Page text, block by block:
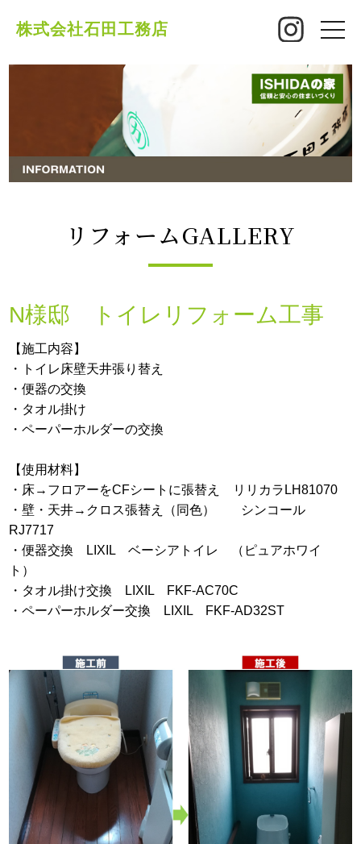
株式会社石田工務店
toggle
リフォームGALLERY
N様邸 トイレリフォーム工事
【施工内容】
・トイレ床壁天井張り替え
・便器の交換
・タオル掛け
・ペーパーホルダーの交換
【使用材料】
・床→フロアーをCFシートに張替え リリカラLH81070
・壁・天井→クロス張替え（同色） シンコール
RJ7717
・便器交換 LIXIL ベーシアトイレ （ピュアホワイ
ト）
・タオル掛け交換 LIXIL FKF-AC70C
・ペーパーホルダー交換 LIXIL FKF-AD32ST